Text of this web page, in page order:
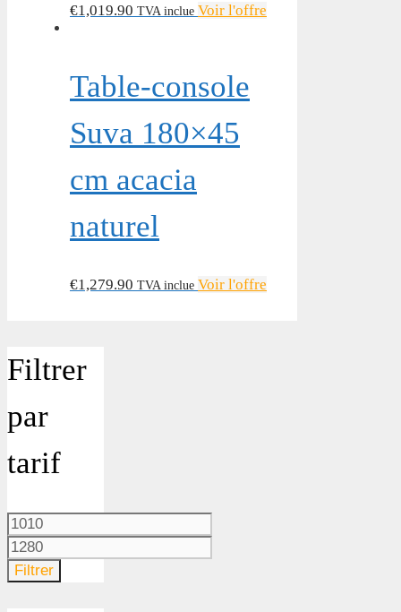
€1,019.90 TVA inclue Voir l'offre
Table-console
Suva 180×45
cm acacia
naturel
€1,279.90 TVA inclue Voir l'offre
Filtrer
par
tarif
Prix
min
Prix
max
Filtrer